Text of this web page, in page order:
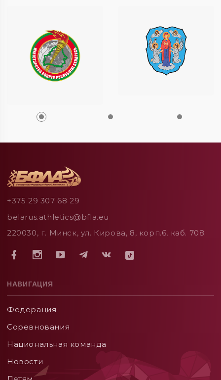
+375 29 307 68 29
belarus.athletics@bfla.eu
220030, г. Минск, ул. Кирова, 8, корп.6, каб. 708.
НАВИГАЦИЯ
Федерация
Соревнования
Национальная команда
Новости